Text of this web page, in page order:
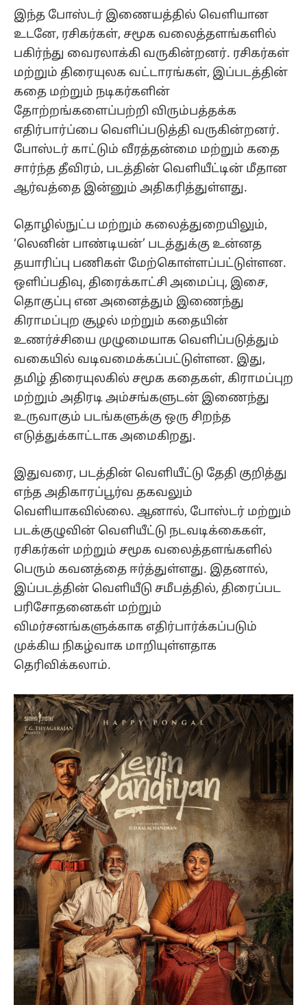
இந்த போஸ்டர் இணையத்தில் வெளியான
உடனே, ரசிகர்கள், சமூக வலைத்தளங்களில்
பகிர்ந்து வைரலாக்கி வருகின்றனர். ரசிகர்கள்
மற்றும் திரையுலக வட்டாரங்கள், இப்படத்தின்
கதை மற்றும் நடிகர்களின்
தோற்றங்களைப்பற்றி விரும்பத்தக்க
எதிர்பார்ப்பை வெளிப்படுத்தி வருகின்றனர்.
போஸ்டர் காட்டும் வீரத்தன்மை மற்றும் கதை
சார்ந்த தீவிரம், படத்தின் வெளியீட்டின் மீதான
ஆர்வத்தை இன்னும் அதிகரித்துள்ளது.
தொழில்நுட்ப மற்றும் கலைத்துறையிலும்,
‘லெனின் பாண்டியன்’ படத்துக்கு உன்னத
தயாரிப்பு பணிகள் மேற்கொள்ளப்பட்டுள்ளன.
ஒளிப்பதிவு, திரைக்காட்சி அமைப்பு, இசை,
தொகுப்பு என அனைத்தும் இணைந்து
கிராமப்புற சூழல் மற்றும் கதையின்
உணர்ச்சியை முழுமையாக வெளிப்படுத்தும்
வகையில் வடிவமைக்கப்பட்டுள்ளன. இது,
தமிழ் திரையுலகில் சமூக கதைகள், கிராமப்புற
மற்றும் அதிரடி அம்சங்களுடன் இணைந்து
உருவாகும் படங்களுக்கு ஒரு சிறந்த
எடுத்துக்காட்டாக அமைகிறது.
இதுவரை, படத்தின் வெளியீட்டு தேதி குறித்து
எந்த அதிகாரப்பூர்வ தகவலும்
வெளியாகவில்லை. ஆனால், போஸ்டர் மற்றும்
படக்குழுவின் வெளியீட்டு நடவடிக்கைகள்,
ரசிகர்கள் மற்றும் சமூக வலைத்தளங்களில்
பெரும் கவனத்தை ஈர்த்துள்ளது. இதனால்,
இப்படத்தின் வெளியீடு சமீபத்தில், திரைப்பட
பரிசோதனைகள் மற்றும்
விமர்சனங்களுக்காக எதிர்பார்க்கப்படும்
முக்கிய நிகழ்வாக மாறியுள்ளதாக
தெரிவிக்கலாம்.